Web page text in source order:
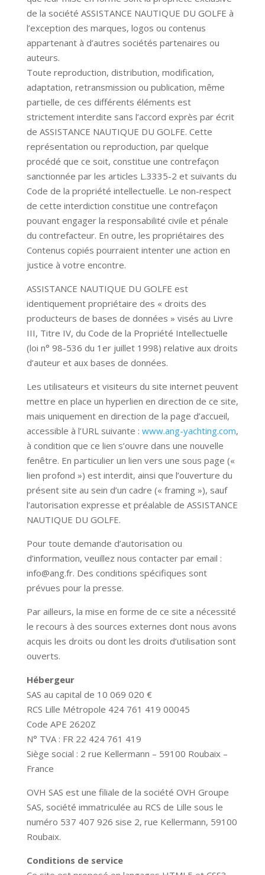
de la société ASSISTANCE NAUTIQUE DU GOLFE à
l’exception des marques, logos ou contenus
appartenant à d’autres sociétés partenaires ou
auteurs.
Toute reproduction, distribution, modification,
adaptation, retransmission ou publication, même
partielle, de ces différents éléments est
strictement interdite sans l’accord exprès par écrit
de ASSISTANCE NAUTIQUE DU GOLFE. Cette
représentation ou reproduction, par quelque
procédé que ce soit, constitue une contrefaçon
sanctionnée par les articles L.3335-2 et suivants du
Code de la propriété intellectuelle. Le non-respect
de cette interdiction constitue une contrefaçon
pouvant engager la responsabilité civile et pénale
du contrefacteur. En outre, les propriétaires des
Contenus copiés pourraient intenter une action en
justice à votre encontre.
ASSISTANCE NAUTIQUE DU GOLFE est
identiquement propriétaire des « droits des
producteurs de bases de données » visés au Livre
III, Titre IV, du Code de la Propriété Intellectuelle
(loi n° 98-536 du 1er juillet 1998) relative aux droits
d’auteur et aux bases de données.
Les utilisateurs et visiteurs du site internet peuvent
mettre en place un hyperlien en direction de ce site,
mais uniquement en direction de la page d’accueil,
accessible à l’URL suivante : www.ang-yachting.com,
à condition que ce lien s’ouvre dans une nouvelle
fenêtre. En particulier un lien vers une sous page («
lien profond ») est interdit, ainsi que l’ouverture du
présent site au sein d’un cadre (« framing »), sauf
l’autorisation expresse et préalable de ASSISTANCE
NAUTIQUE DU GOLFE.
Pour toute demande d’autorisation ou
d’information, veuillez nous contacter par email :
info@ang.fr. Des conditions spécifiques sont
prévues pour la presse.
Par ailleurs, la mise en forme de ce site a nécessité
le recours à des sources externes dont nous avons
acquis les droits ou dont les droits d’utilisation sont
ouverts.
Hébergeur
SAS au capital de 10 069 020 €
RCS Lille Métropole 424 761 419 00045
Code APE 2620Z
N° TVA : FR 22 424 761 419
Siège social : 2 rue Kellermann – 59100 Roubaix –
France
OVH SAS est une filiale de la société OVH Groupe
SAS, société immatriculée au RCS de Lille sous le
numéro 537 407 926 sise 2, rue Kellermann, 59100
Roubaix.
Conditions de service